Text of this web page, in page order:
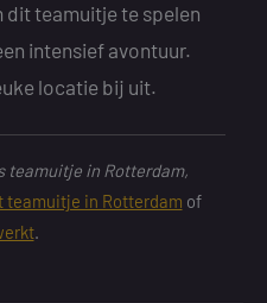
dit teamuitje te spelen
intensief avontuur.
locatie bij uit.
teamuitje in Rotterdam,
teamuitje in Rotterdam of
.